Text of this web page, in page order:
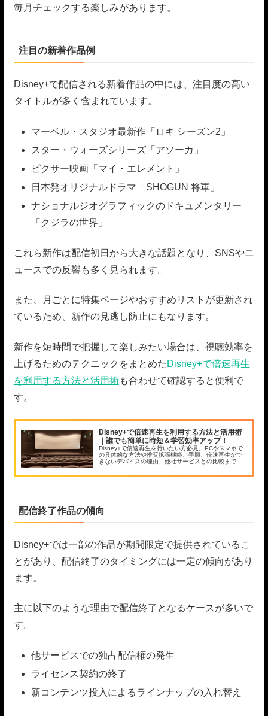
毎月チェックする楽しみがあります。
注目の新着作品例
Disney+で配信される新着作品の中には、注目度の高い
タイトルが多く含まれています。
マーベル・スタジオ最新作「ロキ シーズン2」
スター・ウォーズシリーズ「アソーカ」
ピクサー映画「マイ・エレメント」
日本発オリジナルドラマ「SHOGUN 将軍」
ナショナルジオグラフィックのドキュメンタリー
「クジラの世界」
これら新作は配信初日から大きな話題となり、SNSやニ
ュースでの反響も多く見られます。
また、月ごとに特集ページやおすすめリストが更新され
ているため、新作の見逃し防止にもなります。
新作を短時間で把握して楽しみたい場合は、視聴効率を
上げるためのテクニックをまとめた Disney+で倍速再生
を利用する方法と活用術も合わせて確認すると便利で
す。
Disney+で倍速再生を利用する方法と活用術
｜誰でも簡単に時短＆学習効率アップ！
Disney+で倍速再生を行いたい方必見。PCやスマホで
の具体的な方法や推奨拡張機能、手順、倍速再生がで
きないデバイスの理由、他社サービスとの比較まで徹
介しています。
配信終了作品の傾向
Disney+では一部の作品が期間限定で提供されているこ
とがあり、配信終了のタイミングには一定の傾向があり
ます。
主に以下のような理由で配信終了となるケースが多いで
す。
他サービスでの独占配信権の発生
ライセンス契約の終了
新コンテンツ投入によるラインナップの入れ替え